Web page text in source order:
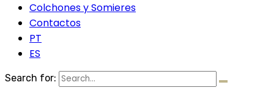
Colchones y Somieres
Contactos
PT
ES
Search for: